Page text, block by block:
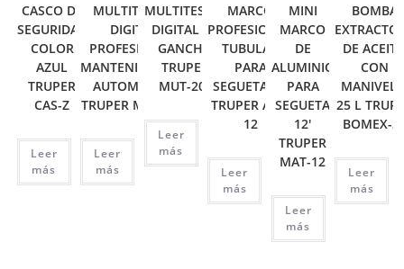
CASCO DE
SEGURIDAD
COLOR
AZUL
TRUPER
CAS-Z
Leer
más
MULTITESTER
DIGITAL
PROFESIONAL,
MANTENIMIENTO
AUTOMOTRIZ
TRUPER MUT-105
Leer
más
MULTITESTER
DIGITAL DE
GANCHO
TRUPER
MUT-202
Leer
más
MARCO
PROFESIONAL
TUBULAR
PARA
SEGUETA 12′
TRUPER ATT-
12
Leer
más
MINI
MARCO
DE
ALUMINIO
PARA
SEGUETA
12′
TRUPER
MAT-12
Leer
más
BOMBA
DE
CON
25 L
BOMEX-
Leer
más